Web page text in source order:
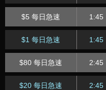
$2.50 每日超级深筹
赛
$30 每日马拉松赛 22:05
$3 每日马拉松赛 22:05
$5 每日急速 1:45
$1 每日急速 1:45
$80 每日急速 2:45
$20 每日急速 2:45